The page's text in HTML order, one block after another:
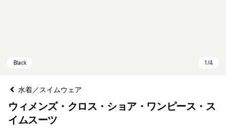
水着／スイムウェア
ウィメンズ・クロス・ショア・ワンピース・ス
イムスーツ